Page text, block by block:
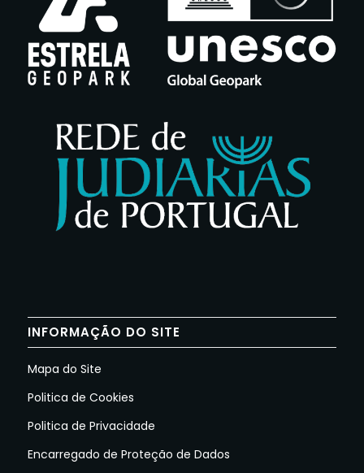
INFORMAÇÃO DO SITE
Mapa do Site
Politica de Cookies
Politica de Privacidade
Encarregado de Proteção de Dados